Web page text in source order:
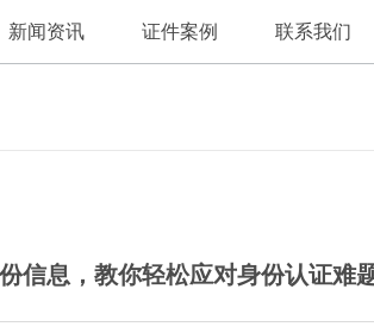
新闻资讯 证件案例 联系我们
信息，教你轻松应对身份认证难题